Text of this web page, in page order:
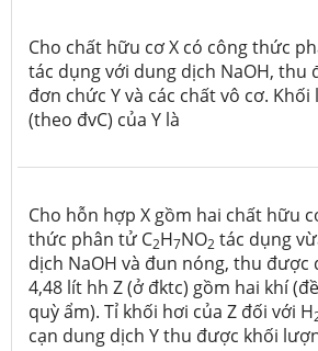
Cho chất hữu cơ X có công thức
tác dụng với dung dịch NaOH, thu
đơn chức Y và các chất vô cơ.
(theo đvC) của Y là
Cho hỗn hợp X gồm hai chất hữu
thức phân tử C2H7NO2 tác dụng
dịch NaOH và đun nóng, thu được
4,48 lít hh Z (ở đktc) gồm hai khí
quỳ ẩm). Tỉ khối hơi của Z đối với H
cạn dung dịch Y thu được khối